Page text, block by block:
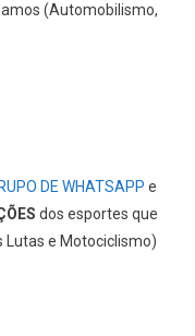
(Automobilismo,
DE WHATSAPP e
dos esportes que
e Motociclismo)